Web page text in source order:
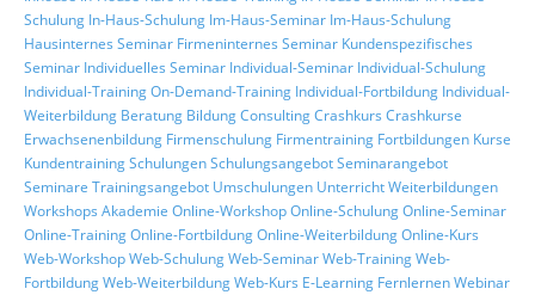
Schulung In-Haus-Schulung Im-Haus-Seminar Im-Haus-Schulung
Hausinternes Seminar Firmeninternes Seminar Kundenspezifisches
Seminar Individuelles Seminar Individual-Seminar Individual-Schulung
Individual-TrainingOn-Demand-Training Individual-Fortbildung Individual-
Weiterbildung Beratung BildungConsultingCrashkurs Crashkurse
Erwachsenenbildung Firmenschulung Firmentraining Fortbildungen Kurse
KundentrainingSchulungenSchulungsangebotSeminarangebot
Seminare Trainingsangebot Umschulungen UnterrichtWeiterbildungen
Workshops Akademie Online-WorkshopOnline-SchulungOnline-Seminar
Online-TrainingOnline-FortbildungOnline-WeiterbildungOnline-Kurs
Web-WorkshopWeb-SchulungWeb-SeminarWeb-TrainingWeb-
FortbildungWeb-WeiterbildungWeb-Kurs E-Learning FernlernenWebinar